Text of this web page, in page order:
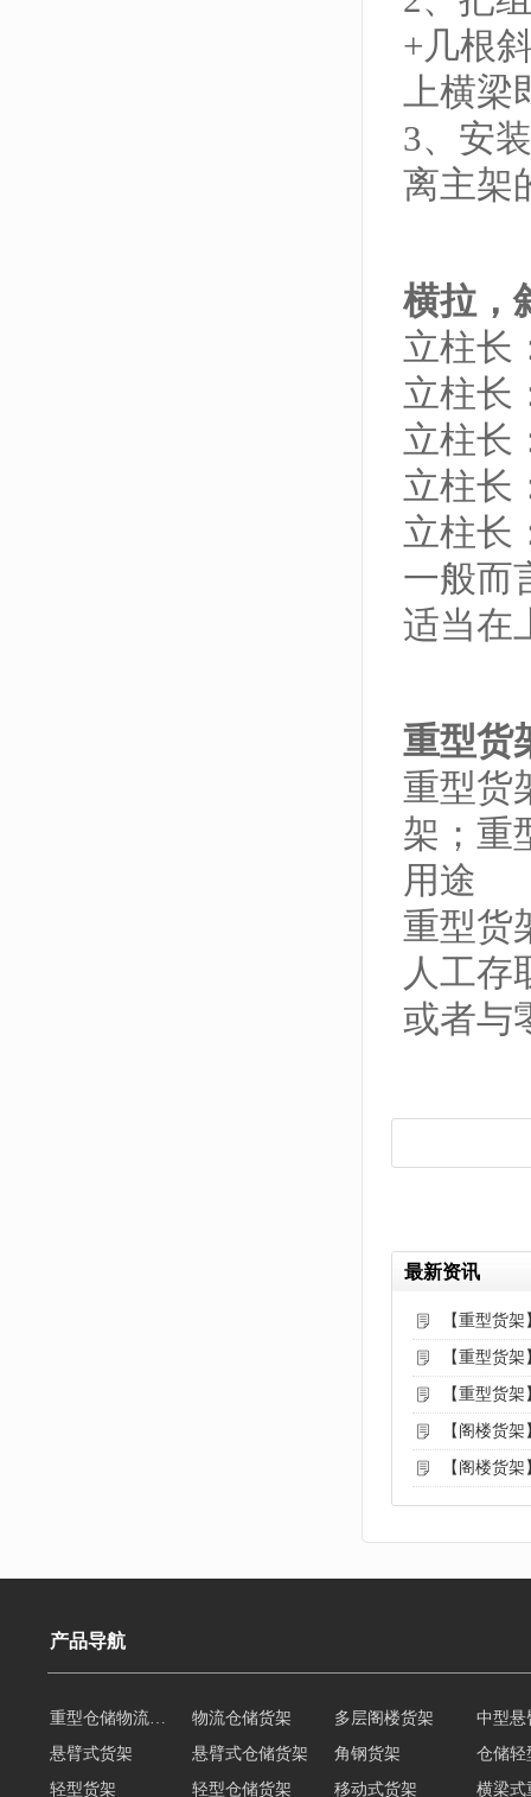
+几根
上横梁
3、安
离主架
横拉，
立柱长
立柱长
立柱长
立柱长
立柱长
一般而
适当在
重型货
重型货
架；重
用途
重型货
人工存
或者与
最新资讯
【重型货
【重型货
【重型货
【阁楼货
【阁楼货
产品导航
物流仓储货架 多层阁楼货架
中型悬
悬臂式货架
悬臂式仓储货架 角钢货架
仓储轻
轻型货架
轻型仓储货架 移动式货架
横梁式